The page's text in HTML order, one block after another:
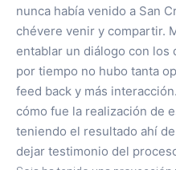
nunca había venido a San
chévere venir y compartir.
entablar un diálogo con los
por tiempo no hubo tanta
feed back y más
cómo fue la realización de
teniendo el resultado ahí
dejar testimonio del